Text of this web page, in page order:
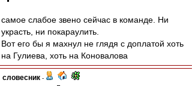
самое слабое звено сейчас в команде. Ни
украсть, ни покараулить.
Вот его бы я махнул не глядя с доплатой хоть
на Гулиева, хоть на Коновалова
словесник -